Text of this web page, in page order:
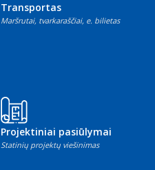
Transportas
Maršrutai, tvarkaraščiai, e. bilietas
Projektiniai pasiūlymai
Statinių projektų viešinimas